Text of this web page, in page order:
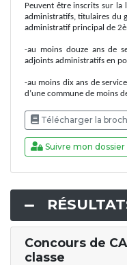
Peuvent être inscrits sur la
administratifs, titulaires du
administratif principal de
-au moins douze ans de
adjoints administratifs en
-au moins dix ans de
d’une commune de moins
Télécharger la
Suivre mon dossier
Concours de
classe